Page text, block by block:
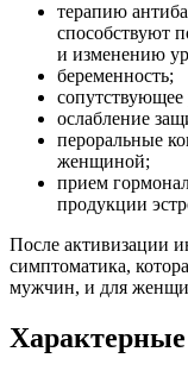
терапию
способствуют
и изменению
беременность;
сопутствующее
ослабление
пероральные
женщиной;
прием
продукции
После активизации
симптоматика,
мужчин, и для